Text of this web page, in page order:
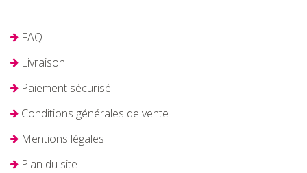
FAQ
Livraison
Paiement sécurisé
Conditions générales de vente
Mentions légales
Plan du site